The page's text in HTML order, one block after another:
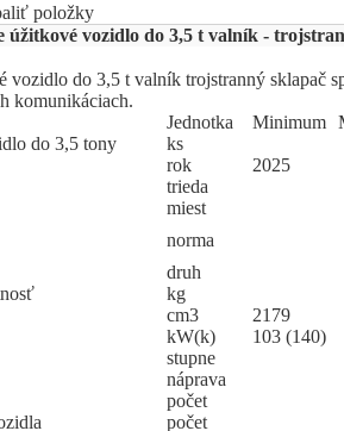
položky
úžitkové vozidlo do 3,5 t valník -
vozidlo do 3,5 t valník trojstranný sklapač
komunikáciach.
Jed­not­ka Mi­ni­mum
do 3,5 tony
ks
rok
2025
trieda
miest
norma
druh
kg
cm3
2179
kW(k)
103 (140)
stupne
náprava
počet
počet